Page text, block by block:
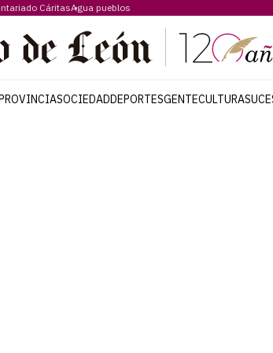
CáritasAgua pueblos
SOCIEDADDEPORTESGENTECULTURA